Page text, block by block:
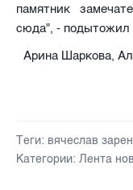
памятник
сюда", - подытожил
Арина Шаркова,
Теги: вячеслав
Категории: Лента